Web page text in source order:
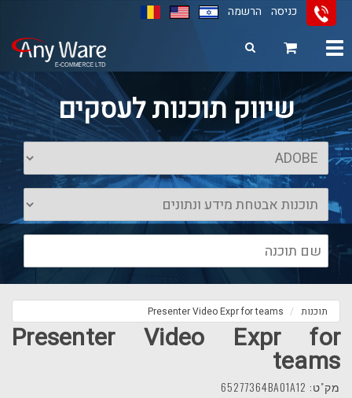
11
12
13
כניסה הרשמה
Toggle
שיווק תוכנות לעסקים
תוכנות Presenter Video Expr for teams
Presenter Video Expr for
teams
מק"ט: 65277364BA01A12